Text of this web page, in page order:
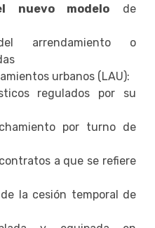
nuevo modelo de
arrendamiento o
urbanos (LAU):
regulados por su
por turno de
a que se refiere
la cesión temporal de